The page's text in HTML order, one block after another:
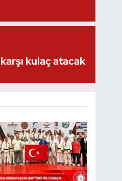
kulaç atacak